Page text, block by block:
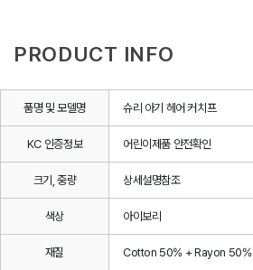
PRODUCT INFO
품명 및 모델명 슈리 아기 헤어 커치프
KC 인증정보 어린이제품 안전확인
크기, 중량 상세설명참조
색상 아이보리
재질 Cotton 50% + Rayon 50%